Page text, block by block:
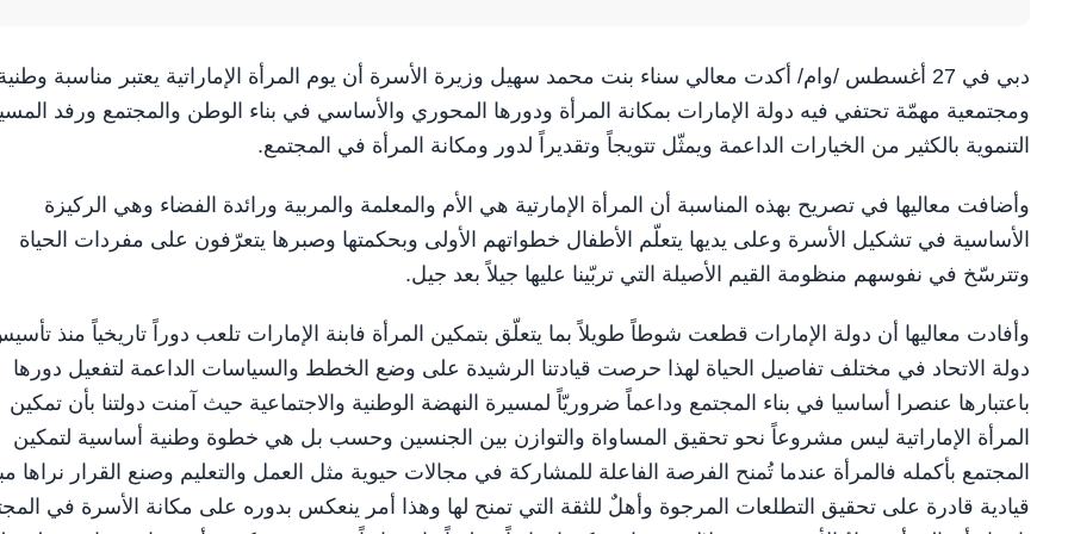
دبي في 27 أغسطس /وام/ أكدت معالي سناء بنت محمد سهيل وزيرة الأسرة أن يوم المرأة الإماراتية يعتبر مناسبة
ومجتمعية مهمّة تحتفي فيه دولة الإمارات بمكانة المرأة ودورها المحوري والأساسي في بناء الوطن والمجتمع ورفد
التنموية بالكثير من الخيارات الداعمة ويمثّل تتويجاً وتقديراً لدور ومكانة المرأة في المجتمع.
وأضافت معاليها في تصريح بهذه المناسبة أن المرأة الإمارتية هي الأم والمعلمة والمربية ورائدة الفضاء وهي الركيزة
الأساسية في تشكيل الأسرة وعلى يديها يتعلّم الأطفال خطواتهم الأولى وبحكمتها وصبرها يتعرّفون على مفردات الحياة
وتترسّخ في نفوسهم منظومة القيم الأصيلة التي تربّينا عليها جيلاً بعد جيل.
وأفادت معاليها أن دولة الإمارات قطعت شوطاً طويلاً بما يتعلّق بتمكين المرأة فابنة الإمارات تلعب دوراً تاريخياً منذ
دولة الاتحاد في مختلف تفاصيل الحياة لهذا حرصت قيادتنا الرشيدة على وضع الخطط والسياسات الداعمة لتفعيل دورها
باعتبارها عنصرا أساسيا في بناء المجتمع وداعماً ضروريّاً لمسيرة النهضة الوطنية والاجتماعية حيث آمنت دولتنا بأن تمكين
المرأة الإماراتية ليس مشروعاً نحو تحقيق المساواة والتوازن بين الجنسين وحسب بل هي خطوة وطنية أساسية لتمكين
المجتمع بأكمله فالمرأة عندما تُمنح الفرصة الفاعلة للمشاركة في مجالات حيوية مثل العمل والتعليم وصنع القرار نراها
قيادية قادرة على تحقيق التطلعات المرجوة وأهلٌ للثقة التي تمنح لها وهذا أمر ينعكس بدوره على مكانة الأسرة في